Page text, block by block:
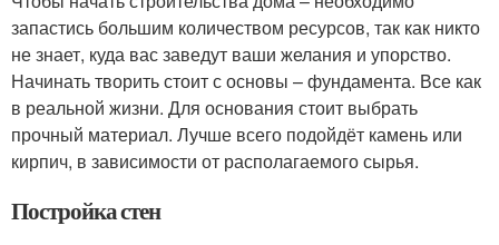
запастись большим количеством ресурсов, так как никто
не знает, куда вас заведут ваши желания и упорство.
Начинать творить стоит с основы – фундамента. Все как
в реальной жизни. Для основания стоит выбрать
прочный материал. Лучше всего подойдёт камень или
кирпич, в зависимости от располагаемого сырья.
Постройка стен